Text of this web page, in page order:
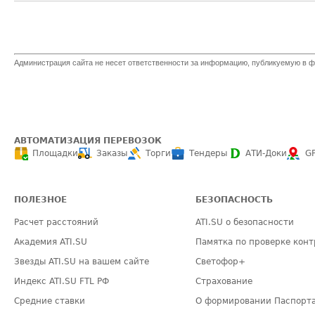
Администрация сайта не несет ответственности за информацию, публикуемую
АВТОМАТИЗАЦИЯ ПЕРЕВОЗОК
Площадки
Заказы Торги Тендеры АТИ-Доки
ПОЛЕЗНОЕ
Расчет расстояний
Академия ATI.SU
Звезды ATI.SU на вашем сайте
Индекс ATI.SU FTL РФ
Средние ставки
БЕЗОПАСНОСТЬ
ATI.SU о безопасности
Памятка по проверке
Светофор+
Страхование
О формировании